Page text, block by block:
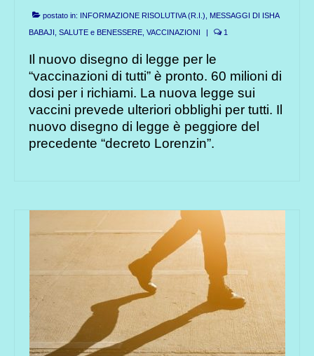
postato in: INFORMAZIONE RISOLUTIVA (R.I.)
MESSAGGI DI ISHA
BABAJI SALUTE e BENESSERE VACCINAZIONI | 1
Il nuovo disegno di legge per le
“vaccinazioni di tutti” è pronto. 60 milioni di
dosi per i richiami. La nuova legge sui
vaccini prevede ulteriori obblighi per tutti. Il
nuovo disegno di legge è peggiore del
precedente “decreto Lorenzin”.